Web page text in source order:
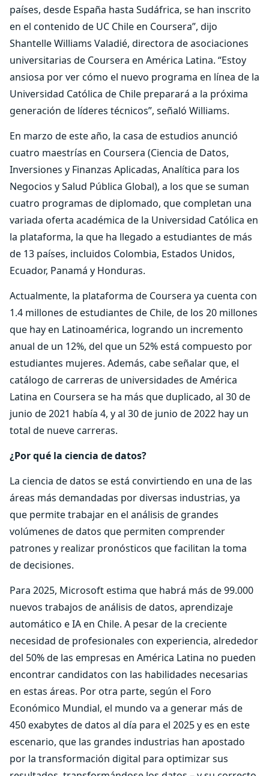
países, desde España hasta Sudáfrica, se han inscrito
en el contenido de UC Chile en Coursera”, dijo
Shantelle Williams Valadié, directora de asociaciones
universitarias de Coursera en América Latina. “Estoy
ansiosa por ver cómo el nuevo programa en línea de la
Universidad Católica de Chile preparará a la próxima
generación de líderes técnicos”, señaló Williams.
En marzo de este año, la casa de estudios anunció
cuatro maestrías en Coursera (Ciencia de Datos,
Inversiones y Finanzas Aplicadas, Analítica para los
Negocios y Salud Pública Global), a los que se suman
cuatro programas de diplomado, que completan una
variada oferta académica de la Universidad Católica en
la plataforma, la que ha llegado a estudiantes de más
de 13 países, incluidos Colombia, Estados Unidos,
Ecuador, Panamá y Honduras.
Actualmente, la plataforma de Coursera ya cuenta con
1.4 millones de estudiantes de Chile, de los 20 millones
que hay en Latinoamérica, logrando un incremento
anual de un 12%, del que un 52% está compuesto por
estudiantes mujeres. Además, cabe señalar que, el
catálogo de carreras de universidades de América
Latina en Coursera se ha más que duplicado, al 30 de
junio de 2021 había 4, y al 30 de junio de 2022 hay un
total de nueve carreras.
¿Por qué la ciencia de datos?
La ciencia de datos se está convirtiendo en una de las
áreas más demandadas por diversas industrias, ya
que permite trabajar en el análisis de grandes
volúmenes de datos que permiten comprender
patrones y realizar pronósticos que facilitan la toma
de decisiones.
Para 2025, Microsoft estima que habrá más de 99.000
nuevos trabajos de análisis de datos, aprendizaje
automático e IA en Chile. A pesar de la creciente
necesidad de profesionales con experiencia, alrededor
del 50% de las empresas en América Latina no pueden
encontrar candidatos con las habilidades necesarias
en estas áreas. Por otra parte, según el Foro
Económico Mundial, el mundo va a generar más de
450 exabytes de datos al día para el 2025 y es en este
escenario, que las grandes industrias han apostado
por la transformación digital para optimizar sus